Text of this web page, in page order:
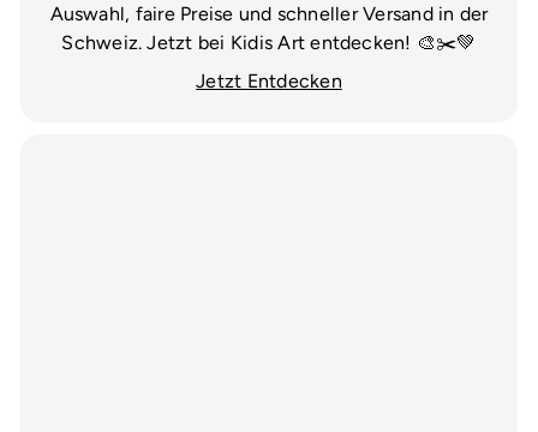
Auswahl, faire Preise und schneller Versand in der
Schweiz. Jetzt bei Kidis Art entdecken! 🎨✂️💚
Jetzt Entdecken